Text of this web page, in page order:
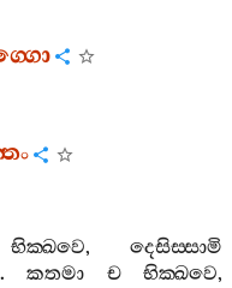
භික‍්ඛවෙ,දෙසිස‍්සාමි
.කතමා ච භික‍්ඛවෙ,